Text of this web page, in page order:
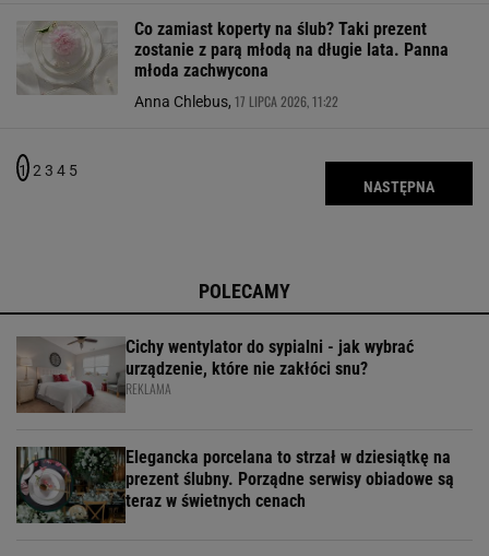
Co zamiast koperty na ślub? Taki prezent
zostanie z parą młodą na długie lata. Panna
młoda zachwycona
Anna Chlebus, 17 LIPCA 2026, 11:22
1 2 3 4 5
NASTĘPNA
POLECAMY
Cichy wentylator do sypialni - jak wybrać
urządzenie, które nie zakłóci snu?
REKLAMA
Elegancka porcelana to strzał w dziesiątkę na
prezent ślubny. Porządne serwisy obiadowe są
teraz w świetnych cenach